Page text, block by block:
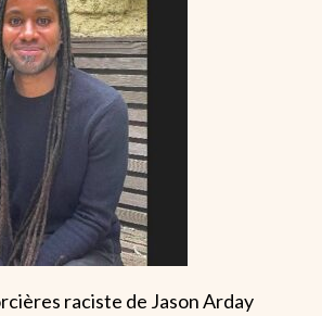
raciste de Jason Arday